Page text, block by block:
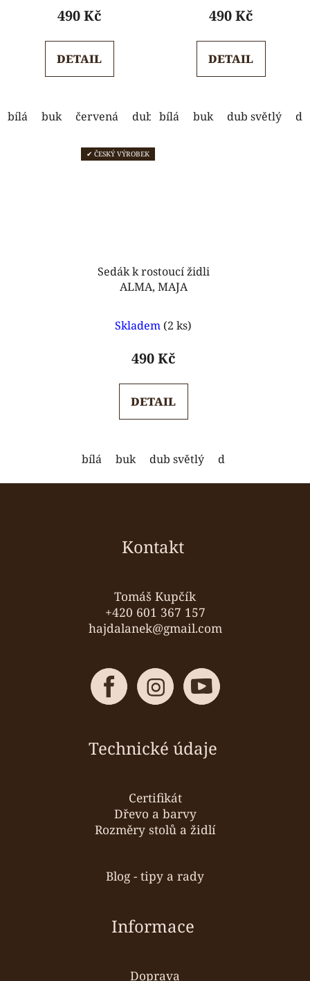
produktu
5,0
z
490 Kč
DETAIL
bílá buk červená dub světlý dub tmavý modrá
produktu
5,0
z
490 Kč
DETAIL
bílá buk dub světlý
✔ ČESKÝ VÝROBEK
Sedák k rostoucí židli
ALMA, MAJA
hodnocení
produktu
5,0
z
Skladem (2 ks)
490 Kč
DETAIL
bílá buk dub světlý dub tmavý
Z
Kontakt
Tomáš Kupčík
+420 601 367 157
hajdalanek@gmail.com
Technické údaje
Certifikát
Dřevo a barvy
Rozměry stolů a židlí
Blog - tipy a rady
Informace
Doprava